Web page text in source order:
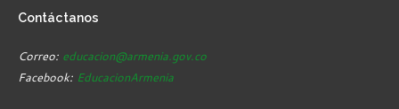
Contáctanos
Correo: educacion@armenia.gov.co
Facebook: EducacionArmenia